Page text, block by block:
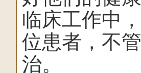
临床工作中
位患者，不
治。